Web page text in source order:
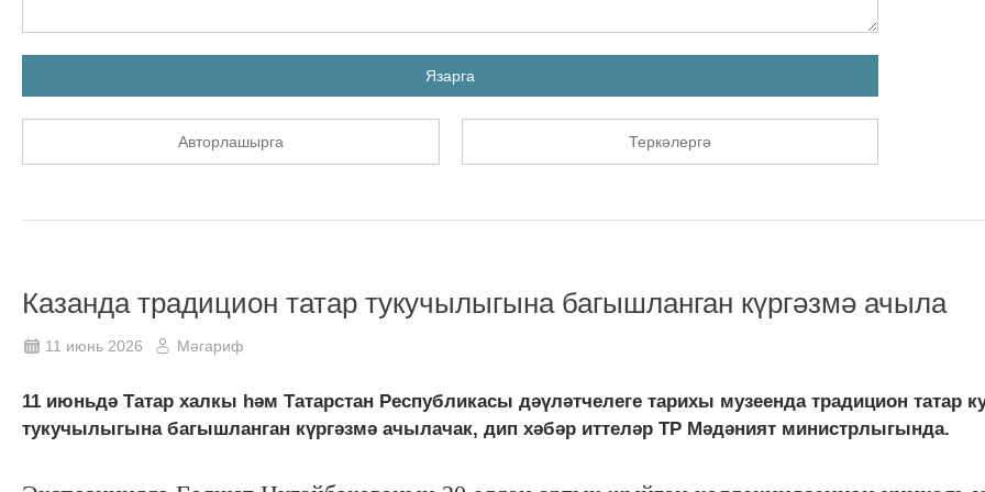
Язарга
Авторлашырга Теркәлергә
Казанда традицион татар тукучылыгына багышланган күргәзмә ачыла
11 июнь 2026 Мәгариф
11 июньдә Татар халкы һәм Татарстан Республикасы дәүләтчелеге тарихы музеенда традицион татар
тукучылыгына багышланган күргәзмә ачылачак, дип хәбәр иттеләр ТР Мәдәният министрлыгында.